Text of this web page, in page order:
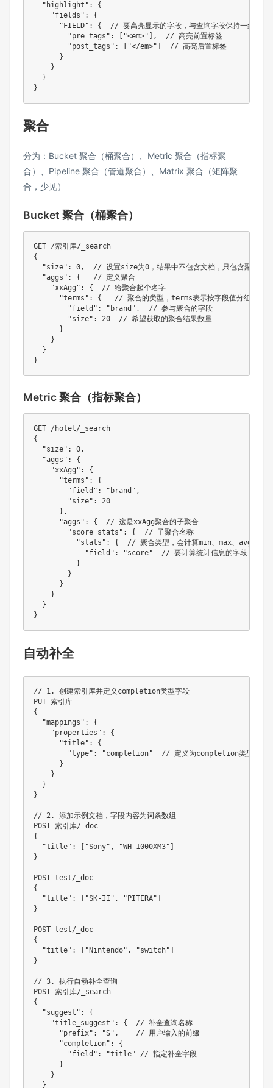
  "highlight": {
    "fields": {
      "FIELD": {  // 要高亮显示的字段，与查询字段保持一致
        "pre_tags": ["<em>"],  // 高亮前置标签
        "post_tags": ["</em>"]  // 高亮后置标签
      }
    }
  }
聚合
分为：Bucket 聚合（桶聚合）、Metric 聚合（指标聚
合）、Pipeline 聚合（管道聚合）、Matrix 聚合（矩阵聚
合，少见）
Bucket 聚合（桶聚合）
GET /索引库/_search
{
  "size": 0,  // 设置size为0，结果中不包含文档，只包含聚合结果
  "aggs": {   // 定义聚合
    "xxAgg": {  // 给聚合起个名字
      "terms": {   // 聚合的类型，terms表示按字段值分组
        "field": "brand",  // 参与聚合的字段
        "size": 20  // 希望获取的聚合结果数量
      }
    }
  }
Metric 聚合（指标聚合）
GET /hotel/_search
{
  "size": 0,
  "aggs": {
    "xxAgg": {
      "terms": {
        "field": "brand",
        "size": 20
      },
      "aggs": {  // 这是xxAgg聚合的子聚合
        "score_stats": {  // 子聚合名称
"stats": {  // 聚合类型，会计算min、max、avg、
            "field": "score"  // 要计算统计信息的字段
          }
        }
      }
    }
  }
自动补全
// 1. 创建索引库并定义completion类型字段
PUT 索引库
{
  "mappings": {
    "properties": {
      "title": {
"type": "completion"  // 定义为completion类型，用
      }
    }
  }
}
// 2. 添加示例文档，字段内容为词条数组
POST 索引库/_doc
{
  "title": ["Sony", "WH-1000XM3"]
}
POST test/_doc
{
  "title": ["SK-II", "PITERA"]
}
POST test/_doc
{
  "title": ["Nintendo", "switch"]
}
// 3. 执行自动补全查询
POST 索引库/_search
{
  "suggest": {
    "title_suggest": {  // 补全查询名称
      "prefix": "S",    // 用户输入的前缀
      "completion": {
        "field": "title" // 指定补全字段
      }
    }
  }